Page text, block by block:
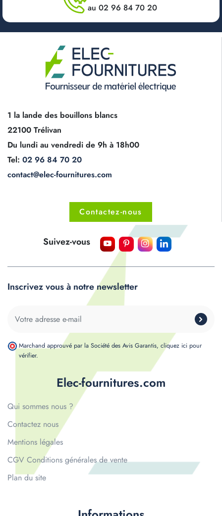
au 02 96 84 70 20
1 la lande des bouillons blancs
22100 Trélivan
Du lundi au vendredi de 9h à 18h00
Tel: 02 96 84 70 20
contact@elec-fournitures.com
Contactez-nous
Elec-fournitures.com
Qui sommes nous ?
Contactez nous
Mentions légales
CGV Conditions générales de vente
Plan du site
Suivez-vous
Inscrivez vous à notre newsletter
Marchand approuvé par la Société des Avis Garantis, cliquez ici pour
vérifier.